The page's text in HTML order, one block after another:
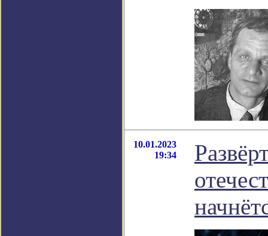
10.01.2023
19:34